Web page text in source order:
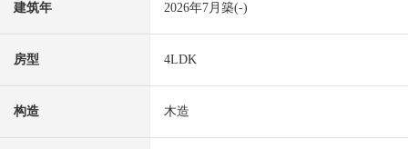
建筑年 2026年7月築(-)
房型 4LDK
构造 木造